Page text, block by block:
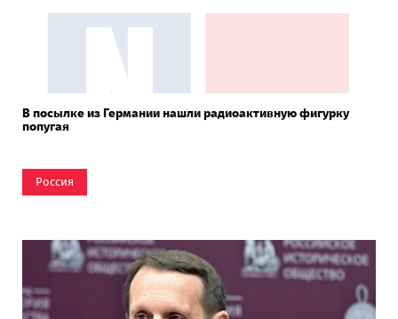
В посылке из Германии нашли радиоактивную фигурку
попугая
Россия